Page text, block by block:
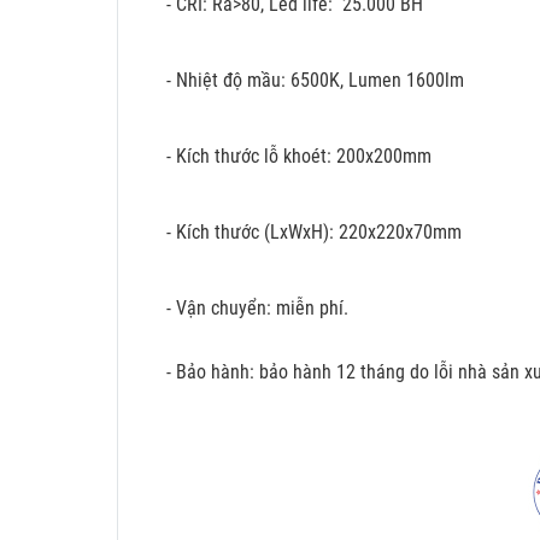
- Nhiệt độ mầu: 6500K, Lumen 1600lm
- Kích thước lỗ khoét: 200x200mm
- Kích thước (LxWxH): 220x220x70mm
- Vận chuyển: miễn phí.
- Bảo hành: bảo hành 12 tháng do lỗi nhà sản